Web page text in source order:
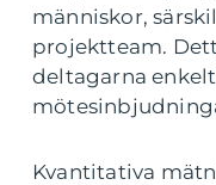
människor,
projektteam.
deltagarna
Kvantitativa